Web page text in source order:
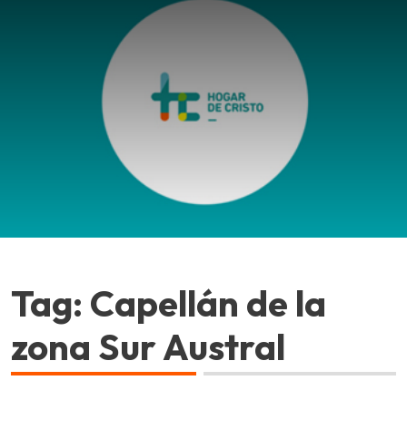
Tag: Capellán de la
zona Sur Austral